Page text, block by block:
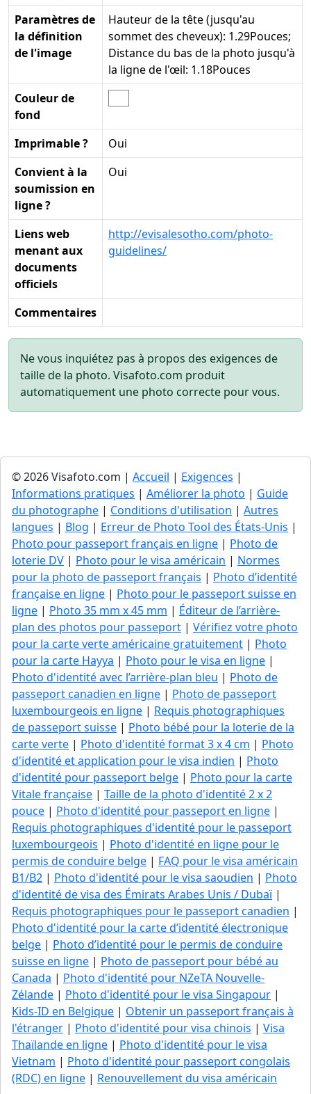
Paramètres de
la définition
de l'image
Hauteur de la tête (jusqu'au
sommet des cheveux): 1.29Pouces;
Distance du bas de la photo jusqu'à
la ligne de l'œil: 1.18Pouces
Couleur de
fond
Imprimable ?
Oui
Convient à la
soumission en
ligne ?
Oui
Liens web
menant aux
documents
officiels
http://evisalesotho.com/photo-
guidelines/
Commentaires
Ne vous inquiétez pas à propos des exigences de
taille de la photo. Visafoto.com produit
automatiquement une photo correcte pour vous.
© 2026 Visafoto.com | Accueil | Exigences |
Informations pratiques | Améliorer la photo | Guide
du photographe | Conditions d'utilisation | Autres
langues | Blog | Erreur de Photo Tool des États-Unis |
Photo pour passeport français en ligne | Photo de
loterie DV | Photo pour le visa américain | Normes
pour la photo de passeport français | Photo d’identité
française en ligne | Photo pour le passeport suisse en
ligne | Photo 35 mm x 45 mm | Éditeur de l’arrière-
plan des photos pour passeport | Vérifiez votre photo
pour la carte verte américaine gratuitement | Photo
pour la carte Hayya | Photo pour le visa en ligne |
Photo d'identité avec l’arrière-plan bleu | Photo de
passeport canadien en ligne | Photo de passeport
luxembourgeois en ligne | Requis photographiques
de passeport suisse | Photo bébé pour la loterie de la
carte verte | Photo d'identité format 3 x 4 cm | Photo
d'identité et application pour le visa indien | Photo
d'identité pour passeport belge | Photo pour la carte
Vitale française | Taille de la photo d'identité 2 x 2
pouce | Photo d'identité pour passeport en ligne |
Requis photographiques d'identité pour le passeport
luxembourgeois | Photo d'identité en ligne pour le
permis de conduire belge | FAQ pour le visa américain
B1/B2 | Photo d'identité pour le visa saoudien | Photo
d'identité de visa des Émirats Arabes Unis / Dubaï|
Requis photographiques pour le passeport canadien |
Photo d'identité pour la carte d’identité électronique
belge | Photo d’identité pour le permis de conduire
suisse en ligne | Photo de passeport pour bébé au
Canada | Photo d'identité pour NZeTA Nouvelle-
Zélande | Photo d'identité pour le visa Singapour |
Kids-ID en Belgique | Obtenir un passeport français à
l'étranger | Photo d'identité pour visa chinois | Visa
Thaïlande en ligne | Photo d'identité pour le visa
Vietnam | Photo d'identité pour passeport congolais
(RDC) en ligne | Renouvellement du visa américain